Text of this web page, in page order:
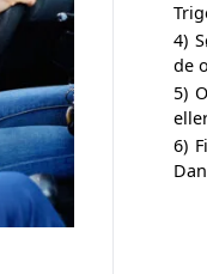
4)
de
5)
6)